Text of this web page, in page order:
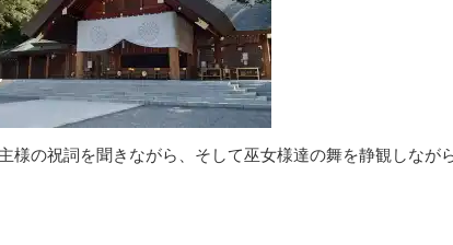
様の祝詞を聞きながら、そして巫女様達の舞を静観しなが